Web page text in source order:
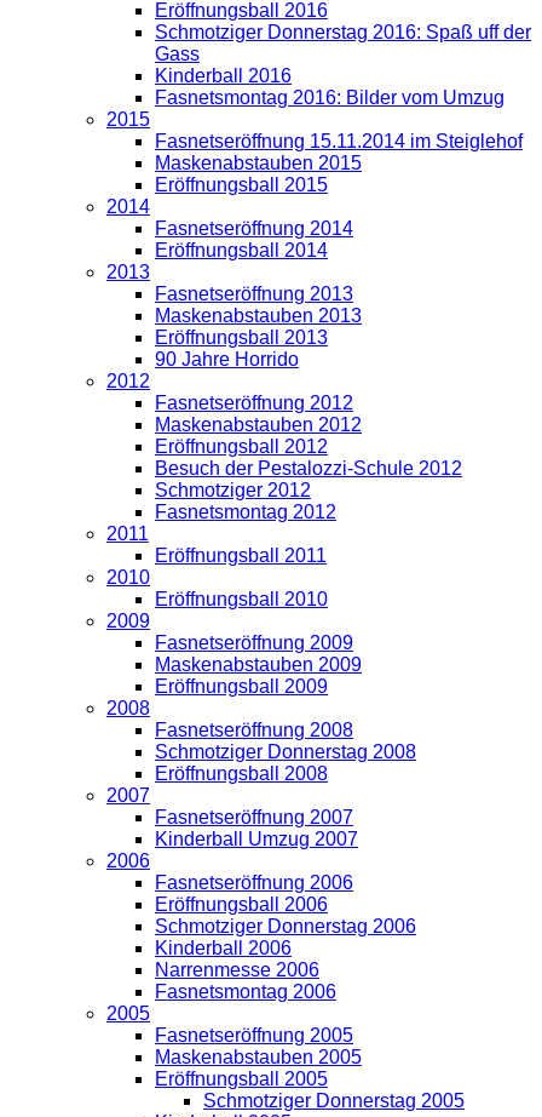
Eröffnungsball 2016
Schmotziger Donnerstag 2016: Spaß uff der
Gass
Kinderball 2016
Fasnetsmontag 2016: Bilder vom Umzug
2015
Fasnetseröffnung 15.11.2014 im Steiglehof
Maskenabstauben 2015
Eröffnungsball 2015
2014
Fasnetseröffnung 2014
Eröffnungsball 2014
2013
Fasnetseröffnung 2013
Maskenabstauben 2013
Eröffnungsball 2013
90 Jahre Horrido
2012
Fasnetseröffnung 2012
Maskenabstauben 2012
Eröffnungsball 2012
Besuch der Pestalozzi-Schule 2012
Schmotziger 2012
Fasnetsmontag 2012
2011
Eröffnungsball 2011
2010
Eröffnungsball 2010
2009
Fasnetseröffnung 2009
Maskenabstauben 2009
Eröffnungsball 2009
2008
Fasnetseröffnung 2008
Schmotziger Donnerstag 2008
Eröffnungsball 2008
2007
Fasnetseröffnung 2007
Kinderball Umzug 2007
2006
Fasnetseröffnung 2006
Eröffnungsball 2006
Schmotziger Donnerstag 2006
Kinderball 2006
Narrenmesse 2006
Fasnetsmontag 2006
2005
Fasnetseröffnung 2005
Maskenabstauben 2005
Eröffnungsball 2005
Schmotziger Donnerstag 2005